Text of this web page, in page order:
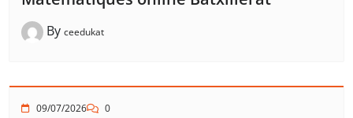
By ceedukat
09/07/2026 0